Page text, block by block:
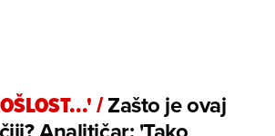
/Zašto je ovaj